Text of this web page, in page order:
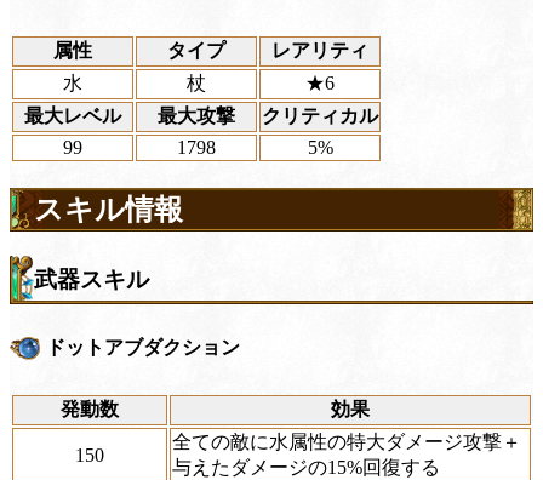
属性 タイプ
レアリティ
水
杖
★6
最大レベル
最大攻撃
クリティカル
99
1798 5%
スキル情報
武器スキル
ドットアブダクション
発動数 効果
150
全ての敵に水属性の特大ダメージ攻撃＋
与えたダメージの15%回復する